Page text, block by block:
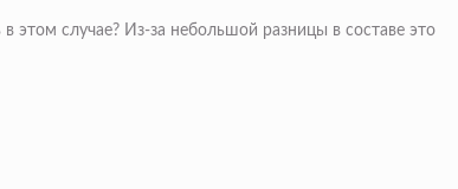
этом случае? Из-за небольшой разницы в составе это